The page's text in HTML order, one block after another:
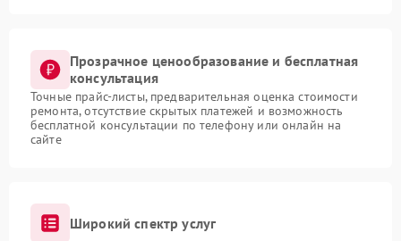
Прозрачное ценообразование и бесплатная
консультация
Точные прайс-листы, предварительная оценка стоимости
ремонта, отсутствие скрытых платежей и возможность
бесплатной консультации по телефону или онлайн на
сайте
Широкий спектр услуг